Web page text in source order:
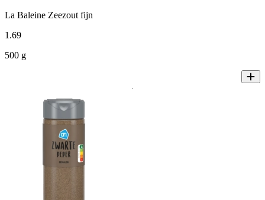
La Baleine Zeezout fijn
1 .69
500 g